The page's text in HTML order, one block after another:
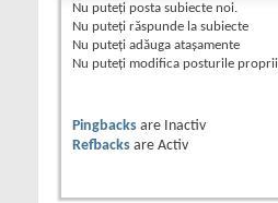
Nu puteţi posta subiecte noi.
Nu puteţi răspunde la subiecte
Nu puteţi adăuga ataşamente
Nu puteţi modifica posturile proprii
Pingbacks are
Inactiv
Refbacks are Activ